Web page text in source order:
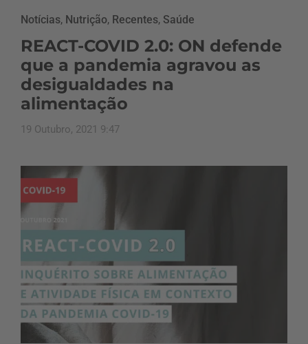
Notícias, Nutrição, Recentes, Saúde
REACT-COVID 2.0: ON defende
que a pandemia agravou as
desigualdades na
alimentação
19 Outubro, 2021 9:47